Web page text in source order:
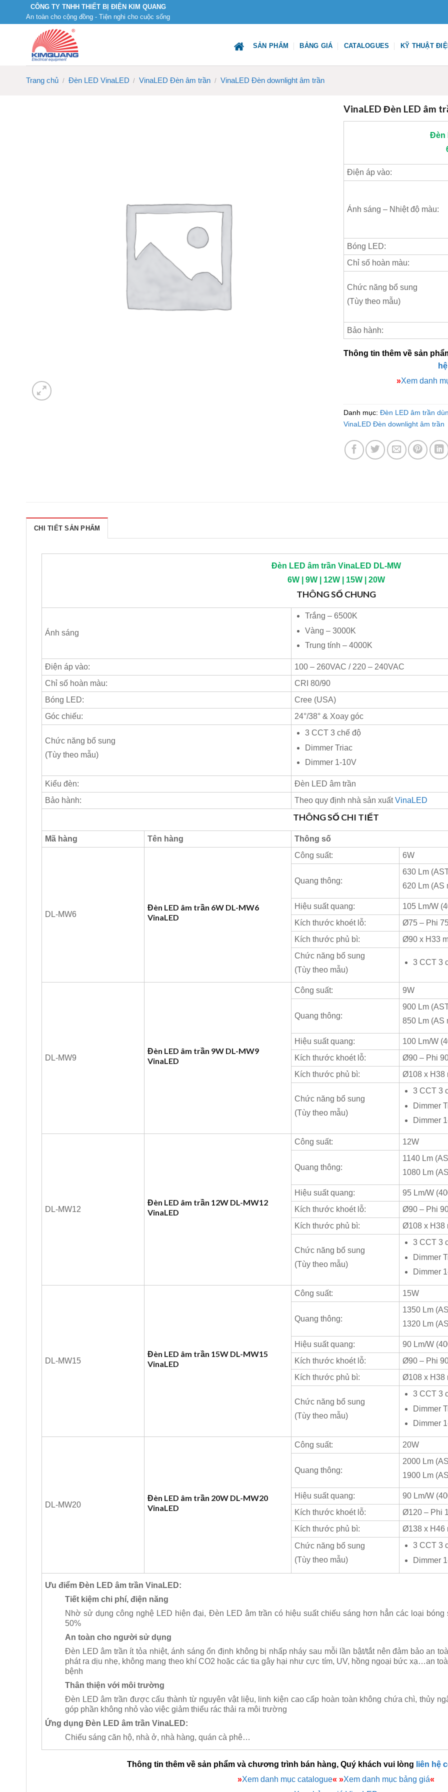
CÔNG TY TNHH THIẾT BỊ ĐIỆN KIM QUANG
An toàn cho cộng đồng - Tiện nghi cho cuộc sống
SẢN PHẨM BẢNG GIÁ CATALOGUES KỸ THUẬT
Trang chủ / Đèn LED VinaLED / VinaLED Đèn âm trần / VinaLED Đèn downlight âm trần
VinaLED Đèn LED âm
Đèn
Điện áp vào:
Ánh sáng – Nhiệt độ màu:
Bóng LED:
Chỉ số hoàn màu:
Chức năng bổ sung
(Tùy theo mẫu)
Bảo hành:
Thông tin thêm về sản
»Xem danh
Danh mục: Đèn LED âm trần
VinaLED Đèn downlight âm trần
CHI TIẾT SẢN PHẨM
Đèn LED âm trần VinaLED DL-MW
6W | 9W | 12W | 15W | 20W
THÔNG SỐ CHUNG
Ánh sáng
Trắng – 6500K
Vàng – 3000K
Trung tính – 4000K
Điện áp vào:
100 – 260VAC / 220 – 240VAC
Chỉ số hoàn màu:
CRI 80/90
Bóng LED:
Cree (USA)
Góc chiếu:
24°/38° & Xoay góc
Chức năng bổ sung
(Tùy theo mẫu)
3 CCT 3 chế độ
Dimmer Triac
Dimmer 1-10V
Kiểu đèn:
Đèn LED âm trần
Bảo hành:
Theo quy định nhà sản xuấtVinaLED
THÔNG SỐ CHI TIẾT
Mã hàng Tên hàng Thông số
DL-MW6
Đèn LED âm trần 6W DL-MW6
VinaLED
Công suất: 6W
Quang thông:
630 Lm
620 Lm (AS
Hiệu suất quang:
105 Lm/W
Kích thước khoét lỗ:
Ø75 – Phi
Kích thước phủ bì:
Ø90 x H33
Chức năng bổ sung
(Tùy theo mẫu)
3 CCT 3
DL-MW9
Đèn LED âm trần 9W DL-MW9
VinaLED
Công suất: 9W
Quang thông:
900 Lm
850 Lm (AS
Hiệu suất quang:
100 Lm/W
Kích thước khoét lỗ:
Ø90 – Phi
Kích thước phủ bì:
Ø108 x H38
Chức năng bổ sung
(Tùy theo mẫu)
3 CCT 3
Dimmer
Dimmer
DL-MW12
Đèn LED âm trần 12W DL-MW12
VinaLED
Công suất: 12W
Quang thông:
1140 Lm
1080 Lm
Hiệu suất quang:
95 Lm/W
Kích thước khoét lỗ:
Ø90 – Phi
Kích thước phủ bì:
Ø108 x H38
Chức năng bổ sung
(Tùy theo mẫu)
3 CCT 3
Dimmer
Dimmer
DL-MW15
Đèn LED âm trần 15W DL-MW15
VinaLED
Công suất: 15W
Quang thông:
1350 Lm
1320 Lm
Hiệu suất quang:
90 Lm/W
Kích thước khoét lỗ:
Ø90 – Phi
Kích thước phủ bì:
Ø108 x H38
Chức năng bổ sung
(Tùy theo mẫu)
3 CCT 3
Dimmer
Dimmer
DL-MW20
Đèn LED âm trần 20W DL-MW20
VinaLED
Công suất: 20W
Quang thông:
2000 Lm
1900 Lm
Hiệu suất quang:
90 Lm/W
Kích thước khoét lỗ:
Ø120 – Phi
Kích thước phủ bì:
Ø138 x H46
Chức năng bổ sung
(Tùy theo mẫu)
3 CCT 3
Dimmer
Ưu điểm Đèn LED âm trần VinaLED:
Tiết kiệm chi phí, điện năng
Nhờ sử dụng công nghệ LED hiện đại, Đèn LED âm trần có hiệu suất chiếu sáng hơn hẳn các loại
50%
An toàn cho người sử dụng
Đèn LED âm trần ít tỏa nhiệt, ánh sáng ổn định không bị nhấp nháy sau mỗi lần bật/tắt nên đảm bảo an
phát ra dịu nhẹ, không mang theo khí CO2 hoặc các tia gây hại như cực tím, UV, hồng ngoại bức xạ…an
bệnh
Thân thiện với môi trường
Đèn LED âm trần được cấu thành từ nguyên vật liệu, linh kiện cao cấp hoàn toàn không chứa chì, thủy
góp phần không nhỏ vào việc giảm thiểu rác thải ra môi trường
Ứng dụng Đèn LED âm trần VinaLED:
Chiếu sáng căn hộ, nhà ở, nhà hàng, quán cà phê…
Thông tin thêm về sản phẩm và chương trình bán hàng, Quý khách vui lòng liên hệ
»Xem danh mục catalogue« »Xem danh mục bảng giá«